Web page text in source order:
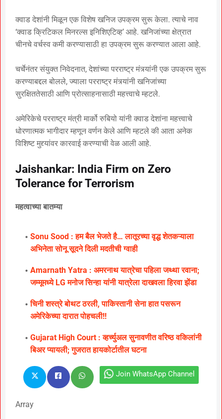
क्वाड देशांनी मिळून एक विशेष खनिज उपक्रम सुरू केला. त्याचे नाव
‘क्वाड क्रिटिकल मिनरल्स इनिशिएटिव्ह’ आहे. खनिजांच्या क्षेत्रात
चीनचे वर्चस्व कमी करण्यासाठी हा उपक्रम सुरू करण्यात आला आहे.
चर्चेनंतर संयुक्त निवेदनात, देशांच्या परराष्ट्र मंत्र्यांनी एक उपक्रम सुरू
करण्याबद्दल बोलले, ज्याला परराष्ट्र मंत्र्यांनी खनिजांच्या
सुरक्षिततेसाठी आणि प्रोत्साहनासाठी महत्त्वाचे म्हटले.
अमेरिकेचे परराष्ट्र मंत्री मार्को रुबियो यांनी क्वाड देशांना महत्त्वाचे
धोरणात्मक भागीदार म्हणून वर्णन केले आणि म्हटले की आता अनेक
विशिष्ट मुद्द्यांवर कारवाई करण्याची वेळ आली आहे.
Jaishankar: India Firm on Zero
Tolerance for Terrorism
महत्वाच्या बातम्या
Sonu Sood : हम बैल भेजते है… लातूरच्या वृद्ध शेतकऱ्याला
अभिनेता सोनू सूदने दिली मदतीची ग्वाही
Amarnath Yatra : अमरनाथ यात्रेचा पहिला जथ्था रवाना;
जम्मूमध्ये LG मनोज सिन्हा यांनी यात्रेला दाखवला हिरवा झेंडा
चिनी शस्त्रे बोथट ठरली, पाकिस्तानी सेना हात पसरून
अमेरिकेच्या दारात पोहचली!!
Gujarat High Court : व्हर्च्युअल सुनावणीत वरिष्ठ वकिलांनी
बिअर प्यायली; गुजरात हायकोर्टातील घटना
Join WhatsApp Channel
Array